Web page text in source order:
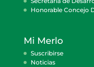
Honorable Concejo
Mi Merlo
Suscribirse
Noticias